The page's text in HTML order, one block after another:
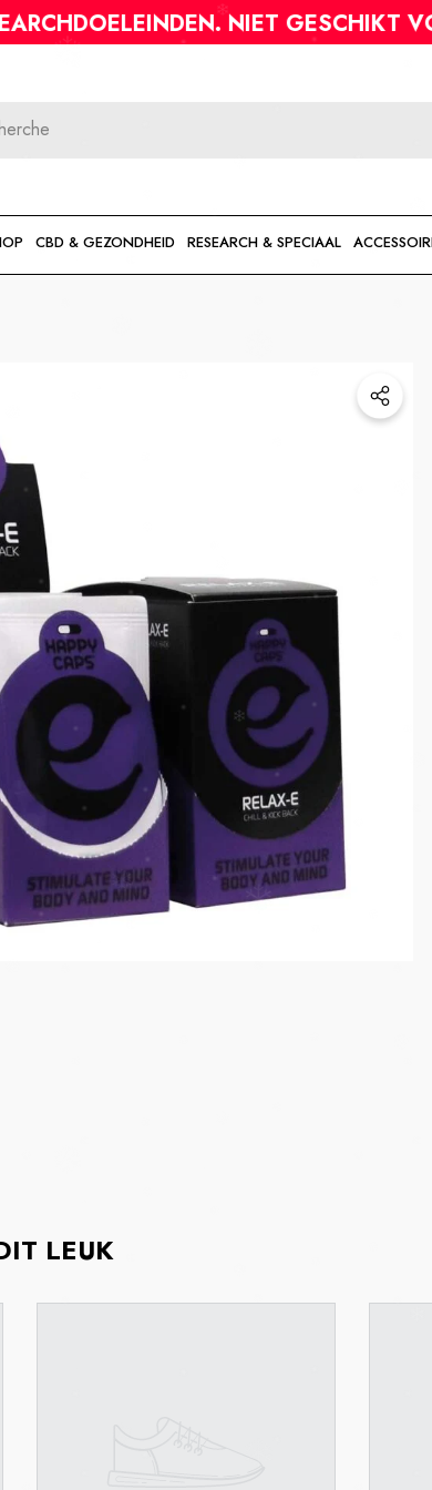
NIET GESCHIKT VOOR
CBD & GEZONDHEID RESEARCH & SPECIAAL
LEUK
HEB JE
Kanna 10x Extract 1 Gram
Prix habituel
LA FUMETTE
Kanna 20x Extract 1 Gram
Prix habituel
€19,95